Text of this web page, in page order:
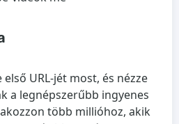
URL-jét most, és nézze
a legnépszerűbb ingyenes
több millióhoz, akik